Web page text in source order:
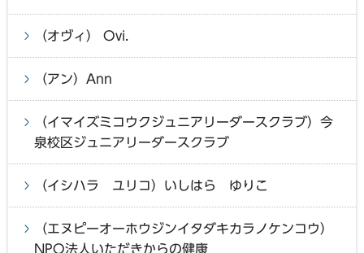
（オヴィ） Ovi.
（アン）Ann
（イマイズミコウクジュニアリーダースクラブ）今
泉校区ジュニアリーダースクラブ
（イシハラ ユリコ）いしはら ゆりこ
（エヌピーオーホウジンイタダキカラノケンコウ）
NPO法人いただきからの健康